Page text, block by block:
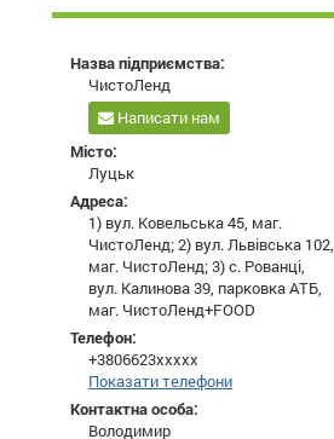
Назва підприємства:
ЧистоЛенд
Написати нам
Місто:
Луцьк
Адреса:
1) вул. Ковельська 45, маг.
ЧистоЛенд; 2) вул. Львівська 102,
маг. ЧистоЛенд; 3) с. Рованці,
вул. Калинова 39, парковка АТБ,
маг. ЧистоЛенд+FOOD
Телефон:
+3806623xxxxx
Показати телефони
Контактна особа:
Володимир